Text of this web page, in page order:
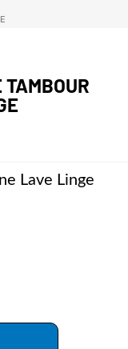
TAMBOUR
Lave Linge